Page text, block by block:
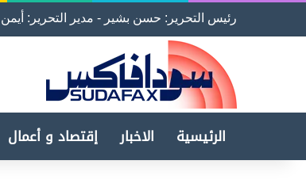
رئيس التحرير: حسن بشير - مدير التحرير:
الرئيسية الاخبار إقتصاد و أعمال